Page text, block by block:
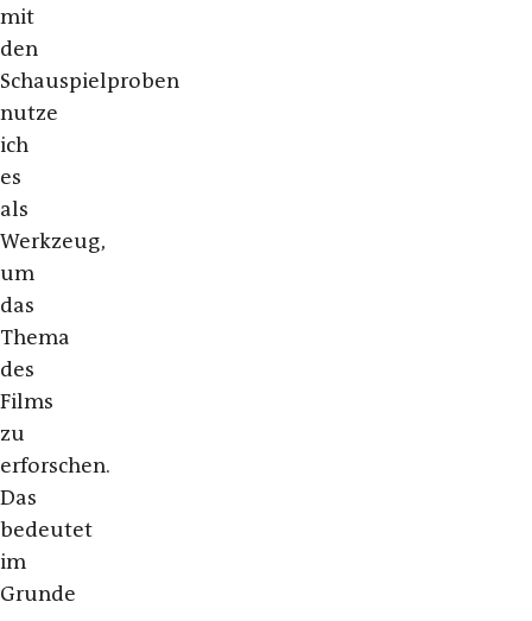
mit
den
Schauspielproben
nutze
ich
es
als
Werkzeug,
um
das
Thema
des
Films
zu
erforschen.
Das
bedeutet
im
Grunde